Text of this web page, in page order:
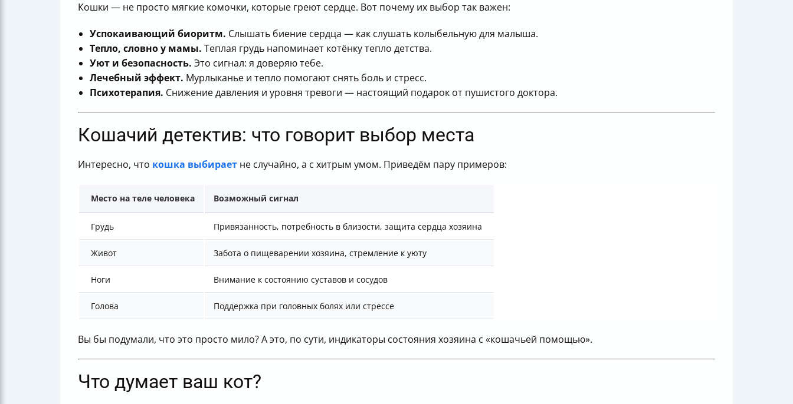
Кошки — не просто мягкие комочки, которые греют сердце. Вот почему их выбор так важен:
Успокаивающий биоритм. Слышать биение сердца — как слушать колыбельную для малыша.
Тепло, словно у мамы. Теплая грудь напоминает котёнку тепло детства.
Уют и безопасность. Это сигнал: я доверяю тебе.
Лечебный эффект. Мурлыканье и тепло помогают снять боль и стресс.
Психотерапия. Снижение давления и уровня тревоги — настоящий подарок от пушистого доктора.
Кошачий детектив: что говорит выбор места
Интересно, что кошка выбирает не случайно, а с хитрым умом. Приведём пару примеров:
Место на теле человека Возможный сигнал
Грудь Привязанность, потребность в близости, защита сердца хозяина
Живот Забота о пищеварении хозяина, стремление к уюту
Ноги Внимание к состоянию суставов и сосудов
Голова Поддержка при головных болях или стрессе
Вы бы подумали, что это просто мило? А это, по сути, индикаторы состояния хозяина с «кошачьей помощью».
Что думает ваш кот?